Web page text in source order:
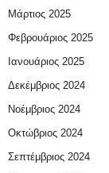
Μάρτιος 2025
Φεβρουάριος 2025
Ιανουάριος 2025
Δεκέμβριος 2024
Νοέμβριος 2024
Οκτώβριος 2024
Σεπτέμβριος 2024